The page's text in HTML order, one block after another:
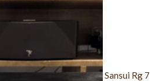
Sansui Rg 7